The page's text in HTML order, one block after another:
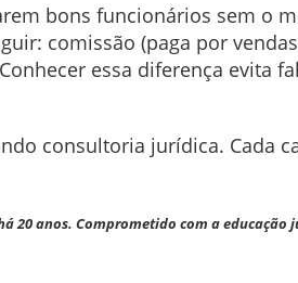
bons funcionários sem o
comissão (paga por
essa diferença evita
consultoria jurídica. Cada
20 anos. Comprometido com a